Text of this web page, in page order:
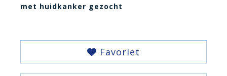
met huidkanker gezocht
Favoriet